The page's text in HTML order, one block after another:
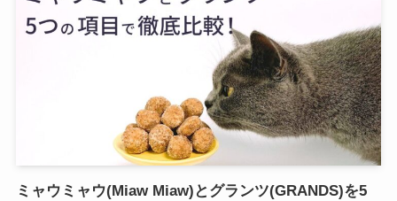
ミャウミャウ(Miaw Miaw)とグランツ(GRANDS)を5